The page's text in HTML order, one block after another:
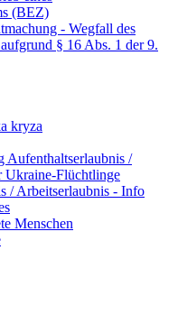
(BEZ)
- Wegfall des
§ 16 Abs. 1 der 9.
kryza
Aufenthaltserlaubnis /
Ukraine-Flüchtlinge
/ Arbeitserlaubnis - Info
Menschen